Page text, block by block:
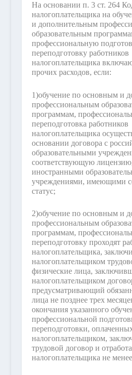
На основании п. 3 ст. 264
налогоплательщика на
и дополнительным
образовательным
профессиональную
переподготовку работников
налогоплательщика
прочих расходов, если:
1)обучение по основным и
профессиональным
программам,
переподготовка работников
налогоплательщика
основании договора с
образовательными
соответствующую
иностранными
учреждениями, имеющими
статус;
2)обучение по основным и
профессиональным
программам,
переподготовку проходят
налогоплательщика,
налогоплательщиком
физические лица,
налогоплательщиком
предусматривающий
лица не позднее трех
окончания указанного
профессиональной
переподготовки,
налогоплательщиком,
трудовой договор и
налогоплательщика не